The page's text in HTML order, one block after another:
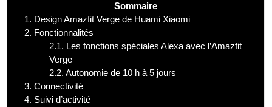
Sommaire
1. Design Amazfit Verge de Huami Xiaomi
2. Fonctionnalités
2.1. Les fonctions spéciales Alexa avec l’Amazfit
Verge
2.2. Autonomie de 10 h à 5 jours
3. Connectivité
4. Suivi d’activité